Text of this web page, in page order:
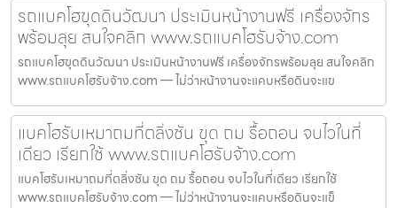
รถแบคโฮขุดดินวัฒนา ประเมินหน้างานฟรี เครื่องจักร
พร้อมลุย สนใจคลิก www.รถแบคโฮรับจ้าง.com
รถแบคโฮขุดดินวัฒนา ประเมินหน้างานฟรี เครื่องจักรพร้อมลุย สนใจคลิก
www.รถแบคโฮรับจ้าง.com — ไม่ว่าหน้างานจะแคบหรือดินจะแข
แบคโฮรับเหมาถมที่ตลิ่งชัน ขุด ถม รื้อถอน จบไวในที่
เดียว เรียกใช้ www.รถแบคโฮรับจ้าง.com
แบคโฮรับเหมาถมที่ตลิ่งชัน ขุด ถม รื้อถอน จบไวในที่เดียว เรียกใช้
www.รถแบคโฮรับจ้าง.com — ไม่ว่าหน้างานจะแคบหรือดินจะแข็